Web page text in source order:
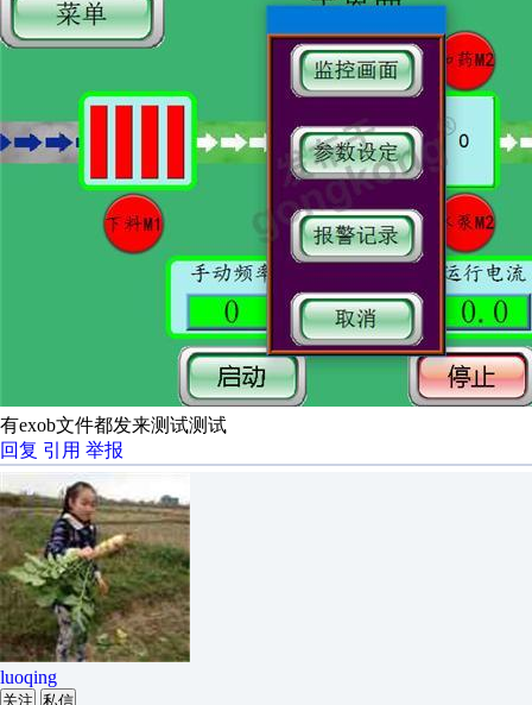
有exob文件都发来测试测试
回复 引用 举报
luoqing
关注 私信